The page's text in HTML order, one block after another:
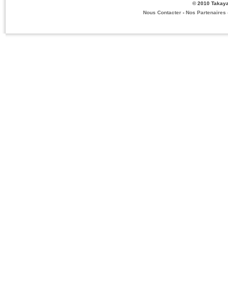
© 2010
Nous Contacter - Nos Partenaires